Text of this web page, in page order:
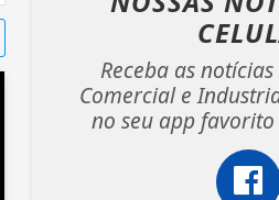
Receba as
Comercial e
no seu app favorito